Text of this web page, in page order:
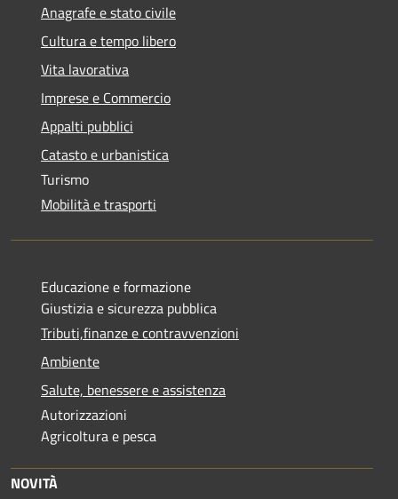
Anagrafe e stato civile
Cultura e tempo libero
Vita lavorativa
Imprese e Commercio
Appalti pubblici
Catasto e urbanistica
Turismo
Mobilità e trasporti
Educazione e formazione
Giustizia e sicurezza pubblica
Tributi,finanze e contravvenzioni
Ambiente
Salute, benessere e assistenza
Autorizzazioni
Agricoltura e pesca
NOVITÀ